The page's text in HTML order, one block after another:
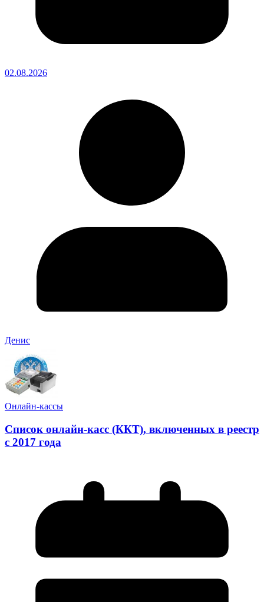
02.08.2026
Денис
Онлайн-кассы
Список онлайн-касс (ККТ), включенных в реестр
с 2017 года